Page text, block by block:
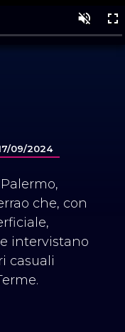
09/2024
che, con
intervistano
casuali